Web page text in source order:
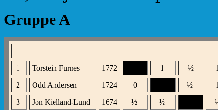
Gruppe A
1 Torstein Furnes 1772 1 ½
2 Odd Andersen 1724 0 ½
3 Jon Kielland-Lund 1674 ½ ½